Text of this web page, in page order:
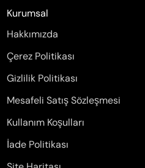
Kurumsal
Hakkımızda
Çerez Politikası
Gizlilik Politikası
Mesafeli Satış Sözleşmesi
Kullanım Koşulları
İade Politikası